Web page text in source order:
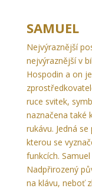
SAMUEL
Nejvýraznější
nejvýraznější v
Hospodin a on
ruce svitek,
naznačena také
rukávu. Jedná
kterou se
funkcích.
Nadpřirozený
na klávu, neboť